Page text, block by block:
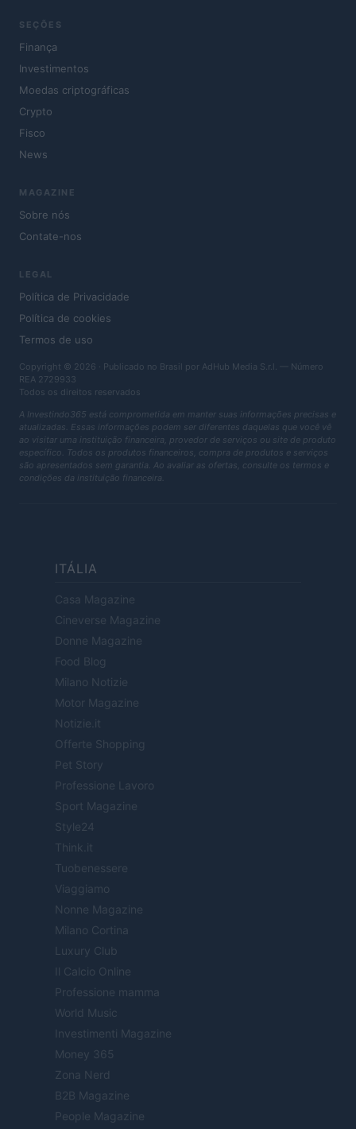
SEÇÕES
Finança
Investimentos
Moedas criptográficas
Crypto
Fisco
News
MAGAZINE
Sobre nós
Contate-nos
LEGAL
Política de Privacidade
Política de cookies
Termos de uso
Copyright © 2026 · Publicado no Brasil por AdHub Media S.r.l. — Número
REA 2729933
Todos os direitos reservados
A Investindo365 está comprometida em manter suas informações precisas e
atualizadas. Essas informações podem ser diferentes daquelas que você vê
ao visitar uma instituição financeira, provedor de serviços ou site de produto
específico. Todos os produtos financeiros, compra de produtos e serviços
são apresentados sem garantia. Ao avaliar as ofertas, consulte os termos e
condições da instituição financeira.
ITÁLIA
Casa Magazine
Cineverse Magazine
Donne Magazine
Food Blog
Milano Notizie
Motor Magazine
Notizie.it
Offerte Shopping
Pet Story
Professione Lavoro
Sport Magazine
Style24
Think.it
Tuobenessere
Viaggiamo
Nonne Magazine
Milano Cortina
Luxury Club
Il Calcio Online
Professione mamma
World Music
Investimenti Magazine
Money 365
Zona Nerd
B2B Magazine
People Magazine